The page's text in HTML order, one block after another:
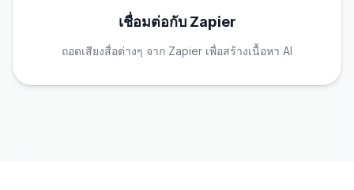
เชื่อมต่อกับ Zapier
ถอดเสียงสื่อต่างๆ จาก Zapier เพื่อสร้างเนื้อหา AI